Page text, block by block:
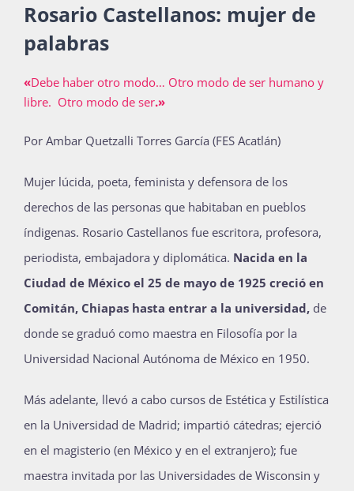
Blog
Recursos
Súmate
Publicaciones
Bienvenida generación 2027-1
Rosario Castellanos: mujer de
palabras
«Debe haber otro modo… Otro modo de ser humano y
libre. Otro modo de ser.»
Por Ambar Quetzalli Torres García (FES Acatlán)
Mujer lúcida, poeta, feminista y defensora de los
derechos de las personas que habitaban en pueblos
índigenas. Rosario Castellanos fue escritora, profesora,
periodista, embajadora y diplomática. Nacida en la
Ciudad de México el 25 de mayo de 1925 creció en
Comitán, Chiapas hasta entrar a la universidad, de
donde se graduó como maestra en Filosofía por la
Universidad Nacional Autónoma de México en 1950.
Más adelante, llevó a cabo cursos de Estética y Estilística
en la Universidad de Madrid; impartió cátedras; ejerció
en el magisterio (en México y en el extranjero); fue
maestra invitada por las Universidades de Wisconsin y